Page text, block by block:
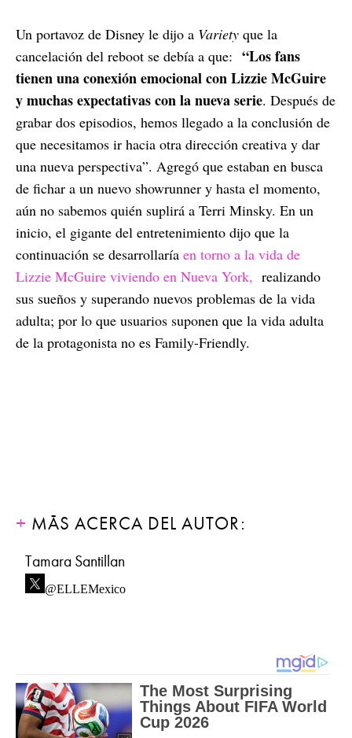
Un portavoz de Disney le dijo a Variety que la
cancelación del reboot se debía a que: “Los fans
tienen una conexión emocional con Lizzie McGuire
y muchas expectativas con la nueva serie. Después de
grabar dos episodios, hemos llegado a la conclusión de
que necesitamos ir hacia otra dirección creativa y dar
una nueva perspectiva”. Agregó que estaban en busca
de fichar a un nuevo showrunner y hasta el momento,
aún no sabemos quién suplirá a Terri Minsky. En un
inicio, el gigante del entretenimiento dijo que la
continuación se desarrollaría en torno a la vida de
Lizzie McGuire viviendo en Nueva York, realizando
sus sueños y superando nuevos problemas de la vida
adulta; por lo que usuarios suponen que la vida adulta
de la protagonista no es Family-Friendly.
MÁS ACERCA DEL AUTOR:
Tamara Santillan
@ELLEMexico